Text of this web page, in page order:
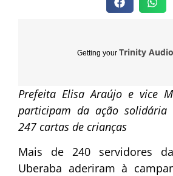
Getting your Trinity Audio
Prefeita Elisa Araújo e vice
participam da ação solidária
247 cartas de crianças
Mais de 240 servidores
Uberaba aderiram à